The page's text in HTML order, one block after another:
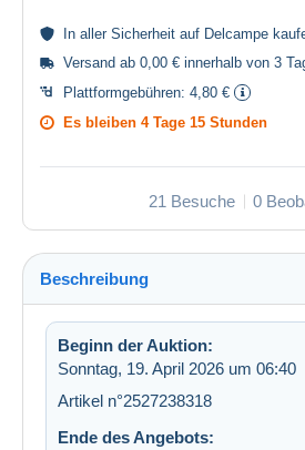
In aller Sicherheit auf Delcampe
Versand ab 0,00 € innerhalb von 3
Plattformgebühren: 4,80 €
Es bleiben 4 Tage 15 Stunden
21 Besuche 0
Beschreibung
Beginn der Auktion:
Sonntag, 19. April 2026 um 06:40
Artikel n°2527238318
Ende des Angebots: